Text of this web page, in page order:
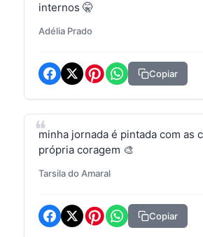
internos 🤫
Adélia Prado
Copiar
minha jornada é pintada com as
própria coragem 🎨
Tarsila do Amaral
Copiar